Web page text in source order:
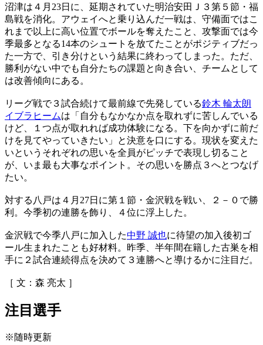
沼津は４月23日に、延期されていた明治安田Ｊ３第５節・福
島戦を消化。アウェイへと乗り込んだ一戦は、守備面ではこ
れまで以上に高い位置でボールを奪えたこと、攻撃面では今
季最多となる14本のシュートを放てたことがポジティブだっ
た一方で、引き分けという結果に終わってしまった。ただ、
勝利がない中でも自分たちの課題と向き合い、チームとして
は改善傾向にある。
リーグ戦で３試合続けて最前線で先発している鈴木 輪太朗
イブラヒームは「自分もなかなか点を取れずに苦しんでいる
けど、１つ点が取れれば成功体験になる。下を向かずに前だ
けを見てやっていきたい」と決意を口にする。現状を変えた
いというそれぞれの思いを全員がピッチで表現し切ること
が、いま最も大事なポイント。その思いを勝点３へとつなげ
たい。
対する八戸は４月27日に第１節・金沢戦を戦い、２－０で勝
利。今季初の連勝を飾り、４位に浮上した。
金沢戦で今季八戸に加入した中野 誠也に待望の加入後初ゴ
ール生まれたことも好材料。昨季、半年間在籍した古巣を相
手に２試合連続得点を決めて３連勝へと導けるかに注目だ。
［ 文：森 亮太 ］
注目選手
※随時更新